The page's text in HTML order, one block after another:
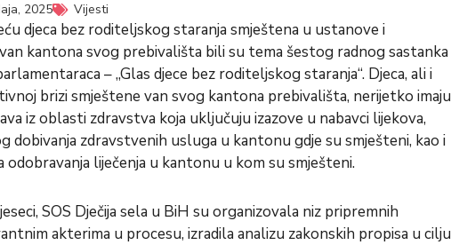
2025 Vijesti
djeca bez roditeljskog staranja smještena u ustanove i
kantona svog prebivališta bili su tema šestog radnog sastanka
– „Glas djece bez roditeljskog staranja“. Djeca, ali i
brizi smještene van svog kantona prebivališta, nerijetko imaju
iz oblasti zdravstva koja uključuju izazove u nabavci lijekova,
dobivanja zdravstvenih usluga u kantonu gdje su smješteni, kao i
liječenja u kantonu u kom su smješteni.
SOS Dječija sela u BiH su organizovala niz pripremnih
akterima u procesu, izradila analizu zakonskih propisa u cilju